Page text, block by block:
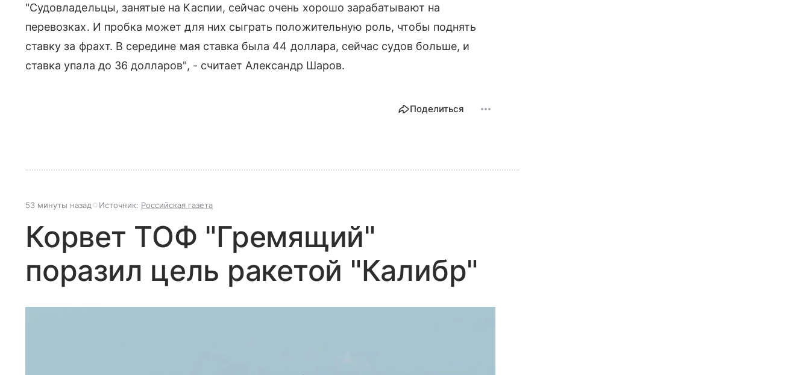
"Судовладельцы, занятые на Каспии, сейчас очень хорошо зарабатывают на
перевозках. И пробка может для них сыграть положительную роль, чтобы поднять
ставку за фрахт. В середине мая ставка была 44 доллара, сейчас судов больше, и
ставка упала до 36 долларов", - считает Александр Шаров.
Поделиться
53 минуты назад Источник: Российская газета
Корвет ТОФ "Гремящий"
поразил цель ракетой "Калибр"